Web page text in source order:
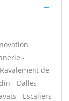
-
de
- Dalles
- Escaliers